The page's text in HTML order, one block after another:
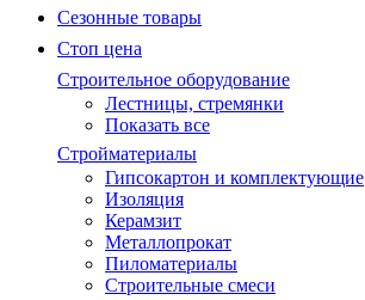
Сезонные товары
Стоп цена
Строительное оборудование
Лестницы, стремянки
Показать все
Стройматериалы
Гипсокартон и комплектующие
Изоляция
Керамзит
Металлопрокат
Пиломатериалы
Строительные смеси